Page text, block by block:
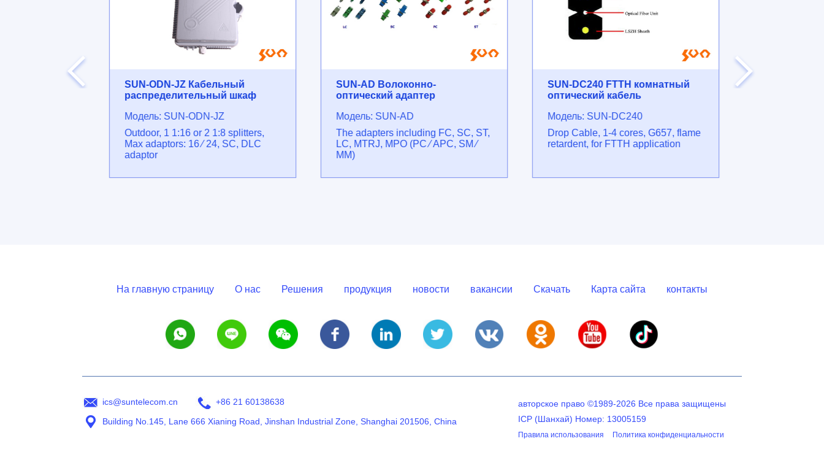
SUN-ODN-JZ Кабельный
распределительный шкаф
Модель: SUN-ODN-JZ
Outdoor, 1 1:16 or 2 1:8 splitters,
Max adaptors: 16 ⁄ 24, SC, DLC
adaptor
SUN-AD Волоконно-
оптический адаптер
Модель: SUN-AD
The adapters including FC, SC, ST,
LC, MTRJ, MPO (PC ⁄ APC, SM ⁄
MM)
SUN-DC240 FTTH комнатный
оптический кабель
Модель: SUN-DC240
Drop Cable, 1-4 cores, G657, flame
retardent, for FTTH application
На главную страницу О нас Решения продукция новости вакансии Скачать Карта сайта контакты
ics@suntelecom.cn
+86 21 60138638
Building No.145, Lane 666 Xianing Road, Jinshan Industrial Zone, Shanghai 201506, China
авторское право ©1989-2026 Все права защищены
ICP (Шанхай) Номер: 13005159
Правила использования Политика конфиденциальности